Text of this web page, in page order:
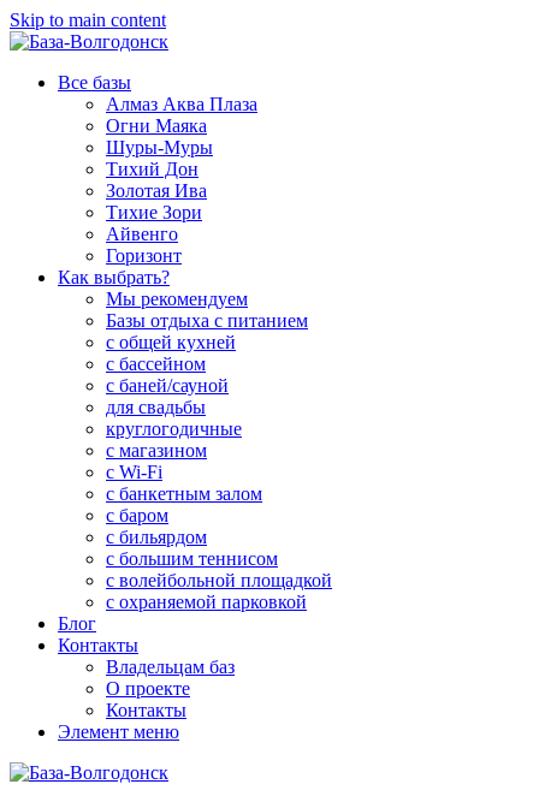
Skip to main content
Все базы
Алмаз Аква Плаза
Огни Маяка
Шуры-Муры
Тихий Дон
Золотая Ива
Тихие Зори
Айвенго
Горизонт
Как выбрать?
Мы рекомендуем
Базы отдыха с питанием
с общей кухней
с бассейном
с баней/сауной
для свадьбы
круглогодичные
с магазином
с Wi-Fi
с банкетным залом
с баром
с бильярдом
с большим теннисом
с волейбольной площадкой
с охраняемой парковкой
Блог
Контакты
Владельцам баз
О проекте
Контакты
Элемент меню